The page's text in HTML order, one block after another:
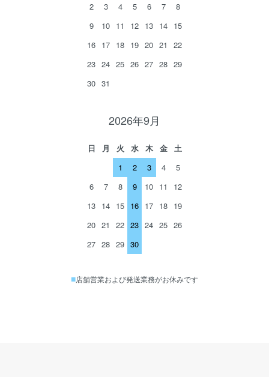
2
3 4 5 6 7
8
9
10 11 12 13 14 15
16 17 18 19 20 21
22
23 24 25 26 27 28 29
30 31
2026年9月
日 月 火 水 木 金
土
1
2 3 4
5
6
7 8 9 10 11
12
13 14 15 16 17 18 19
20 21 22 23 24 25 26
27 28 29 30
■店舗営業および発送業務がお休みです